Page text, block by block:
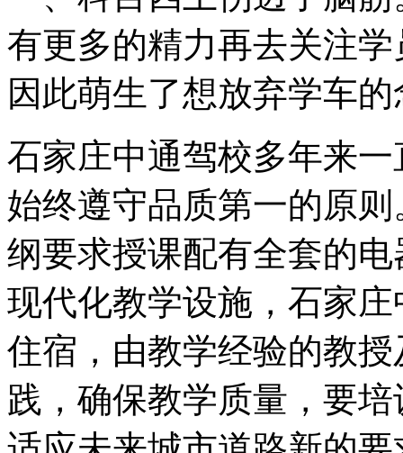
有更多的精力再去关注
因此萌生了想放弃学车
石家庄中通驾校多年来
始终遵守品质第一的原
纲要求授课配有全套的
现代化教学设施，石家
住宿，由教学经验的教
践，确保教学质量，要